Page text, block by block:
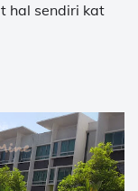
hal sendiri kat